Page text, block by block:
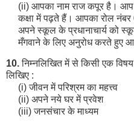
(ii) आपका नाम राज कपूर है। आप
कक्षा में पढ़ते हैं। आपका रोल
अपने स्कूल के प्रधानाचार्य को
मँगवाने के लिए अनुरोध करते हुए
10.निम्नलिखित में से किसी एक
लिखिए :
(i) जीवन में परिश्रम का महत्त्व
(ii) अपने नये घर में प्रवेश
(iii) जनसंचार के माध्यम